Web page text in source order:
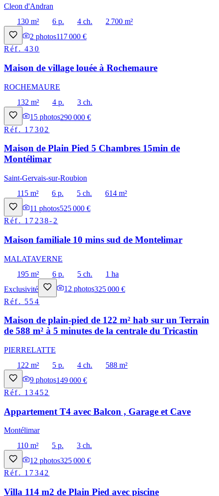
Cleon d'Andran
130 m²
6 p. 4 ch.
2 700 m²
2 photos117 000 €
Réf.430
Maison de village louée à Rochemaure
ROCHEMAURE
132 m²
4 p.
3 ch.
15 photos290 000 €
Réf. 17302
Maison de Plain Pied 5 Chambres 15min de
Montélimar
Saint-Gervais-sur-Roubion
115 m²
6 p. 5 ch.
614 m²
11 photos525 000 €
Réf. 17238-2
Maison familiale 10 mins sud de Montelimar
MALATAVERNE
195 m²
6 p. 5 ch.
1 ha
Exclusivité
12 photos325 000 €
Réf. 554
Maison de plain-pied de 122 m² hab sur un Terrain
de 588 m² à 5 minutes de la centrale du Tricastin
PIERRELATTE
122 m²
5 p. 4 ch.
588 m²
9 photos149 000 €
Réf. 13452
Appartement T4 avec Balcon , Garage et Cave
Montélimar
110 m²
5 p.
3 ch.
12 photos325 000 €
Réf. 17342
Villa 114 m2 de Plain Pied avec piscine